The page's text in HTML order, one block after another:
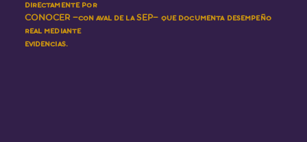
directamente por
CONOCER —con aval de la SEP— que documenta desempeño
real mediante
evidencias.